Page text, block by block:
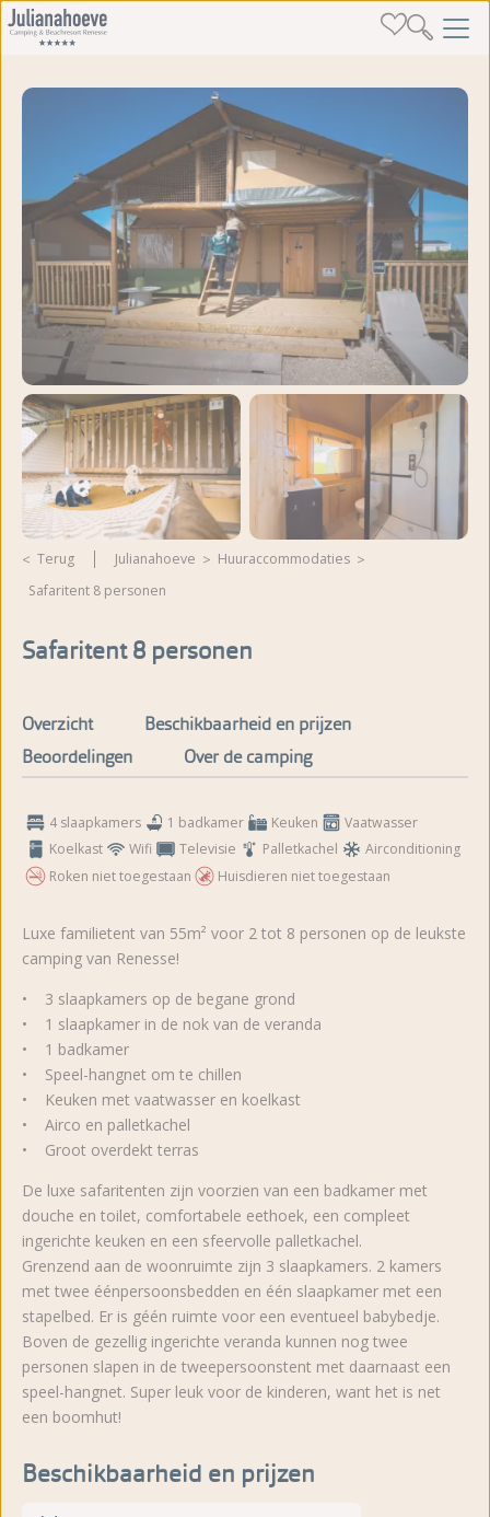
Terug Julianahoeve
huuraccommodaties
Safaritent 8 personen
Safaritent 8 personen
Overzicht
Beschikbaarheid en prijzen
Beoordelingen
Over de camping
4 slaapkamers 1 badkamer Keuken
Vaatwasser
Koelkast
Wifi Televisie Palletkachel
Airconditioning
Roken niet toegestaan
Huisdieren niet toegestaan
Luxe familietent van 55m² voor 2 tot 8 personen op de leukste
camping van Renesse!
• 3 slaapkamers op de begane grond
• 1 slaapkamer in de nok van de veranda
• 1 badkamer
• Speel-hangnet om te chillen
• Keuken met vaatwasser en koelkast
• Airco en palletkachel
• Groot overdekt terras
De luxe safaritenten zijn voorzien van een badkamer met
douche en toilet, comfortabele eethoek, een compleet
ingerichte keuken en een sfeervolle palletkachel.
Grenzend aan de woonruimte zijn 3 slaapkamers. 2 kamers
met twee éénpersoonsbedden en één slaapkamer met een
stapelbed. Er is géén ruimte voor een eventueel babybedje.
Boven de gezellig ingerichte veranda kunnen nog twee
personen slapen in de tweepersoonstent met daarnaast een
speel-hangnet. Super leuk voor de kinderen, want het is net
een boomhut!
Beschikbaarheid en prijzen